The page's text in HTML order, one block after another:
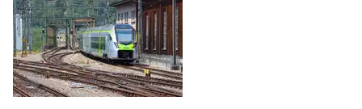
Unternehmen (L - Z)
Railpool GmbH, München ·Rpool·
Unternehmen | historisch
MRCE Dispolok GmbH, München ·DISPO· bis 10.2023